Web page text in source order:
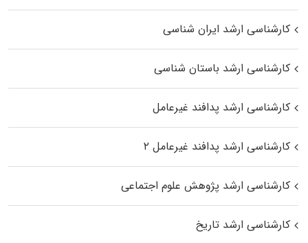
کارشناسی ارشد ایران شناسی
کارشناسی ارشد باستان شناسی
کارشناسی ارشد پدافند غیرعامل
کارشناسی ارشد پدافند غیرعامل ۲
کارشناسی ارشد پژوهش علوم اجتماعی
کارشناسی ارشد تاریخ